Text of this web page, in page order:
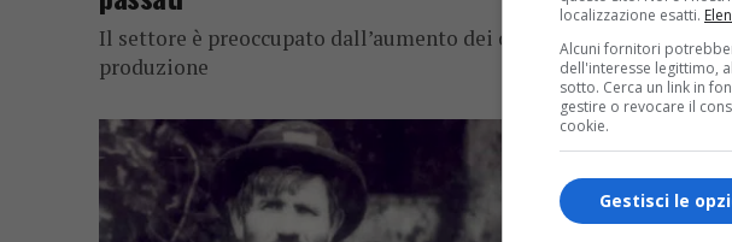
Il settore è preoccupato dall’aumento dei costi di
produzione
Firmato il
interessa un
localizzazione esatti.
Alcuni fornitori
dell'interesse legittimo,
sotto. Cerca un link in
gestire o revocare il
cookie.
Gestisci le